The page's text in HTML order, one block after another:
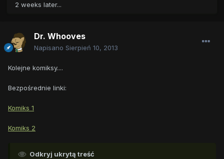
2 weeks later...
Dr. Whooves
Napisano Sierpień 10, 2013
Kolejne komiksy....
Bezpośrednie linki:
Komiks 1
Komiks 2
Odkryj ukrytą treść